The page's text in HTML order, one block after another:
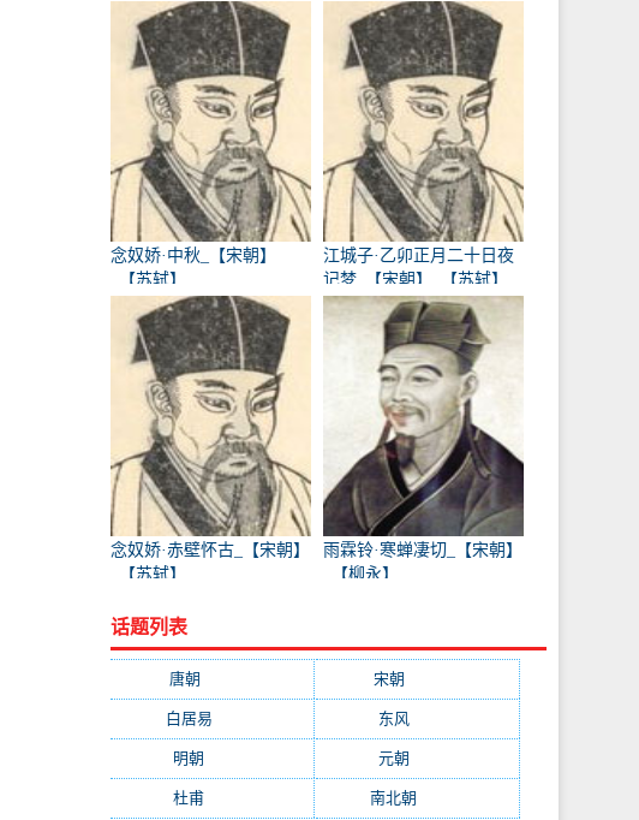
念奴娇·中秋_【宋朝】
_【苏轼】
江城子·乙卯正月二十日夜
记梦_【宋朝】_【苏轼】
念奴娇·赤壁怀古_【宋朝】
_【苏轼】
雨霖铃·寒蝉凄切_【宋朝】
_【柳永】
话题列表
唐朝 宋朝
白居易 东风(1544)
明朝 元朝
杜甫 南北朝